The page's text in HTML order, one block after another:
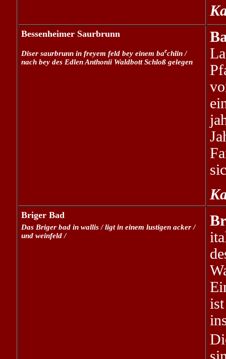
Bessenheimer Saurbrunn
Diser saurbrunn in freyem feld bey einem baechlin /
nach bey des Edlen Anthonii Waldbott Schloß gelegen
Briger Bad
Das Briger bad in wallis / ligt in einem lustigen acker /
und weinfeld /